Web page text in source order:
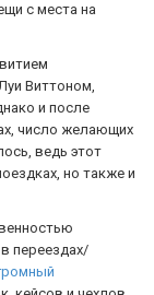
с места на
Виттоном,
и после
число желающих
ведь этот
но также и
переездах/